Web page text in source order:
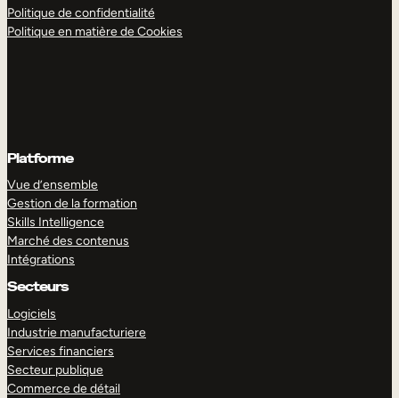
Politique de confidentialité
Politique en matière de Cookies
Platforme
Vue d’ensemble
Gestion de la formation
Skills Intelligence
Marché des contenus
Intégrations
Secteurs
Logiciels
Industrie manufacturiere
Services financiers
Secteur publique
Commerce de détail